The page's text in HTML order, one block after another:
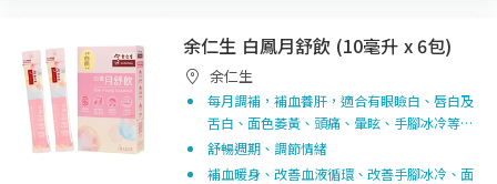
余仁生 白鳳月舒飲 (10毫升 x 6包)
余仁生
每月調補，補血養肝，適合有眼瞼白、唇白及
舌白、面色萎黃、頭痛、暈眩、手腳冰冷等…
舒暢週期、調節情緒
補血暖身、改善血液循環、改善手腳冰冷、面